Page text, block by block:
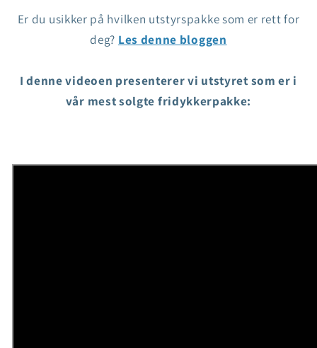
Er du usikker på hvilken utstyrspakke som er rett for
deg? Les denne bloggen
I denne videoen presenterer vi utstyret som er i
vår mest solgte fridykkerpakke: